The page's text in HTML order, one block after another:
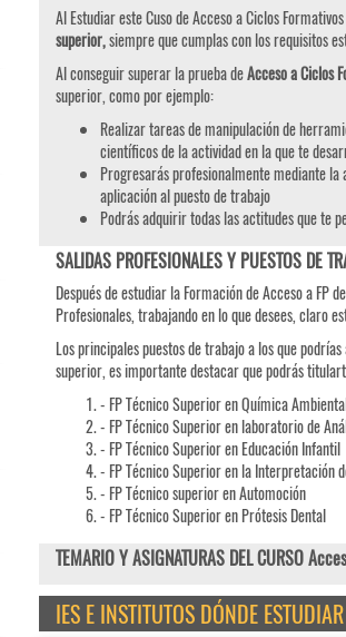
Al Estudiar este Cuso de Acceso a Ciclos
superior,siempre que cumplas con los requisitos
Al conseguir superar la prueba deAcceso a Ciclos
superior, como por ejemplo:
Realizar tareas de manipulación de
científicos de la actividad en la que te
Progresarás profesionalmente mediante
aplicación al puesto de trabajo
Podrás adquirir todas las actitudes que te
SALIDAS PROFESIONALES Y PUESTOS DE
Después de estudiar la Formación de Acceso a FP
Profesionales, trabajando en lo que desees, claro
Los principales puestos de trabajo a los que
superior, es importante destacar que podrás
- FP Técnico Superior en Química
- FP Técnico Superior en laboratorio de
- FP Técnico Superior en Educación Infantil
- FP Técnico Superior en la Interpretación
- FP Técnico superior en Automoción
- FP Técnico Superior en Prótesis Dental
TEMARIO Y ASIGNATURAS DEL CURSO
IES E INSTITUTOS DÓNDE